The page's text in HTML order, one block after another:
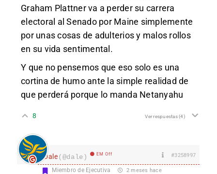
Graham Plattner va a perder su carrera
electoral al Senado por Maine simplemente
por unas cosas de adulterios y malos rollos
en su vida sentimental.
Y que no pensemos que eso solo es una
cortina de humo ante la simple realidad de
que perderá porque lo manda Netanyahu
8 Ver respuestas(4)
Dale(@dale) EM Off #3258997
Miembro de Ejecutiva 2 meses hace